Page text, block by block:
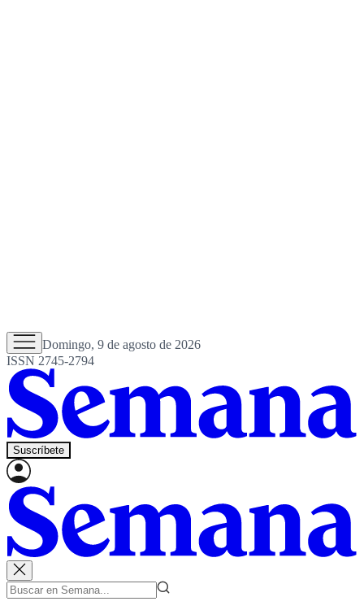
Domingo, 9 de agosto de 2026
ISSN 2745-2794
Suscríbete